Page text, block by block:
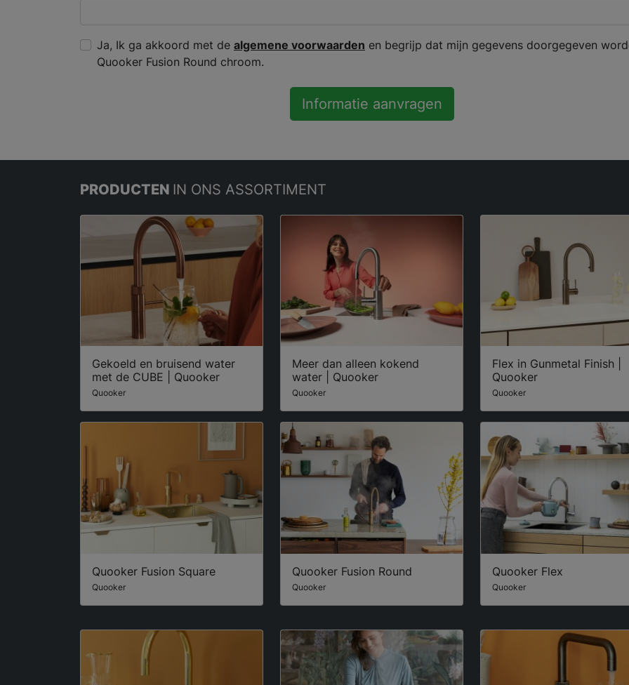
Ja, Ik ga akkoord met de algemene voorwaarden en begrijp dat mijn gegevens doorgegeven
Quooker Fusion Round chroom.
Informatie aanvragen
PRODUCTEN IN ONS ASSORTIMENT
Gekoeld en bruisend water
met de CUBE | Quooker
Quooker
Meer dan alleen kokend
water | Quooker
Quooker
Flex in Gunmetal Finish |
Quooker
Quooker
Quooker Fusion Square
Quooker
Quooker Fusion Round
Quooker
Quooker Flex
Quooker